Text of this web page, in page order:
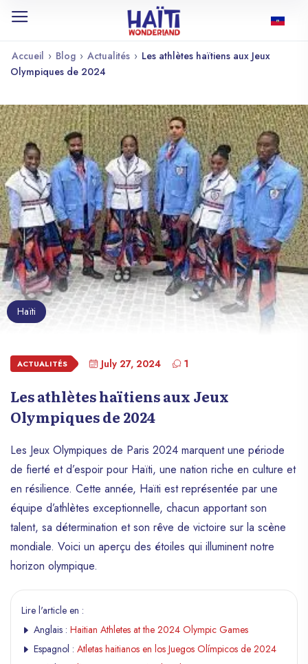
Accueil › Blog › Actualités › Les athlètes haïtiens aux Jeux
Olympiques de 2024
Haïti
ACTUALITÉS July 27, 2024 1
Les athlètes haïtiens aux Jeux
Olympiques de 2024
Les Jeux Olympiques de Paris 2024 marquent une période
de fierté et d’espoir pour Haïti, une nation riche en culture et
en résilience. Cette année, Haïti est représentée par une
équipe d’athlètes exceptionnelle, chacun apportant son
talent, sa détermination et son rêve de victoire sur la scène
mondiale. Voici un aperçu des étoiles qui illuminent notre
horizon olympique.
Lire l'article en :
Anglais : Haitian Athletes at the 2024 Olympic Games
Espagnol : Atletas haitianos en los Juegos Olímpicos de 2024